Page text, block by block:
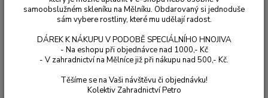
samoobslužném skleníku na Mělníku. Obdarovaný si jednoduše
sám vybere rostliny, které mu udělají radost.
DÁREK K NÁKUPU V PODOBĚ SPECIÁLNÍHO HNOJIVA
- Na eshopu při objednávce nad 1000,- Kč
- V zahradnictví na Mělníce již při nákupu nad 500,- Kč.
Těšíme se na Vaši návštěvu či objednávku!
Kolektiv Zahradnictví Petro